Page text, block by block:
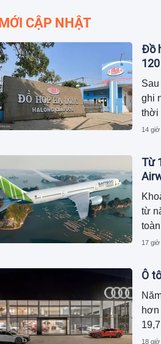
MỚI CẬP NHẬT
Đồ
ghi
thời
14
Từ
từ
17
Ô
hơn
18